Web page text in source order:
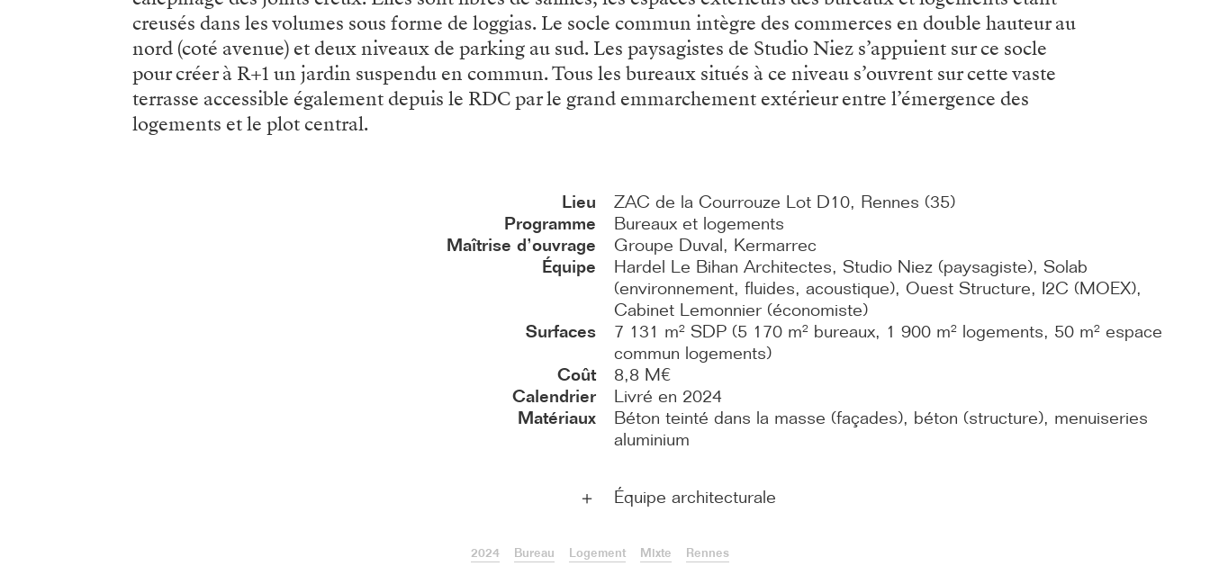
creusés dans les volumes sous forme de loggias. Le socle commun intègre des commerces en double hauteur au
nord (coté avenue) et deux niveaux de parking au sud. Les paysagistes de Studio Niez s’appuient sur ce socle
pour créer à R+1 un jardin suspendu en commun. Tous les bureaux situés à ce niveau s’ouvrent sur cette vaste
terrasse accessible également depuis le RDC par le grand emmarchement extérieur entre l’émergence des
logements et le plot central.
Lieu
ZAC de la Courrouze Lot D10, Rennes (35)
Programme
Bureaux et logements
Maîtrise d’ouvrage
Groupe Duval, Kermarrec
Équipe
Hardel Le Bihan Architectes, Studio Niez (paysagiste), Solab
(environnement, fluides, acoustique), Ouest Structure, I2C (MOEX),
Cabinet Lemonnier (économiste)
Surfaces
7 131 m² SDP (5 170 m² bureaux, 1 900 m² logements, 50 m² espace
commun logements)
Coût
8,8 M€
Calendrier
Livré en 2024
Matériaux
Béton teinté dans la masse (façades), béton (structure), menuiseries
aluminium
＋ Équipe architecturale
2024 Bureau Logement Mixte Rennes